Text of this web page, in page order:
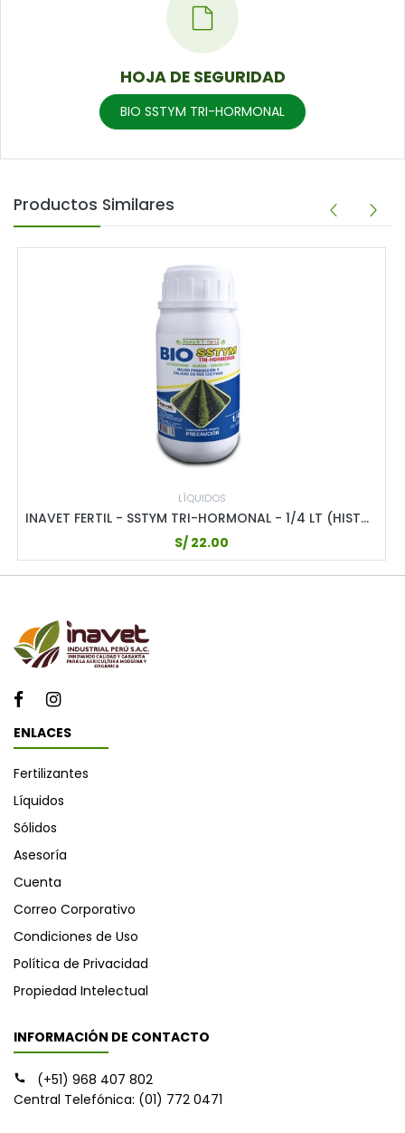
HOJA DE SEGURIDAD
BIO SSTYM TRI-HORMONAL
Productos Similares
LÍQUIDOS
INAVET FERTIL - SSTYM TRI-HORMONAL - 1/4 LT (HISTORIAL 2020 - JUL 2024)
S/ 22.00
ENLACES
Fertilizantes
Líquidos
Sólidos
Asesoría
Cuenta
Correo Corporativo
Condiciones de Uso
Política de Privacidad
Propiedad Intelectual
INFORMACIÓN DE CONTACTO
(+51) 968 407 802
Central Telefónica: (01) 772 0471